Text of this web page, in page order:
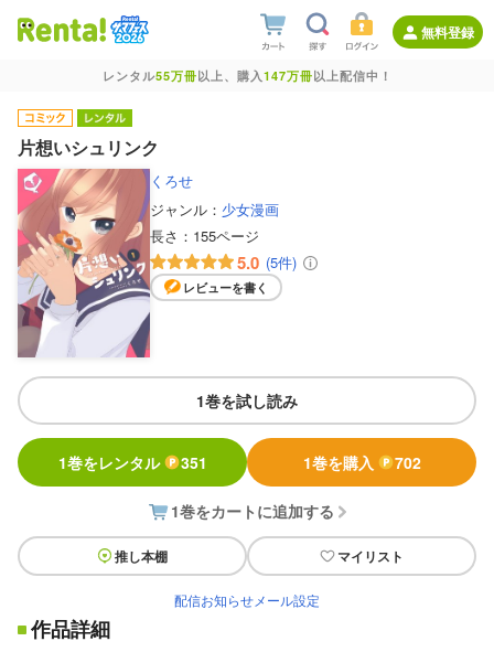
無料登録
レンタル55万冊以上、購入147万冊以上配信中！
片想いシュリンク
くろせ
ジャンル： 少女漫画
長さ： 155ページ
5.0 (5件)
レビューを書く
1巻を試し読み
1巻をレンタル 351 1巻を購入 702
1巻をカートに追加する
推し本棚 マイリスト
配信お知らせメール設定
作品詳細